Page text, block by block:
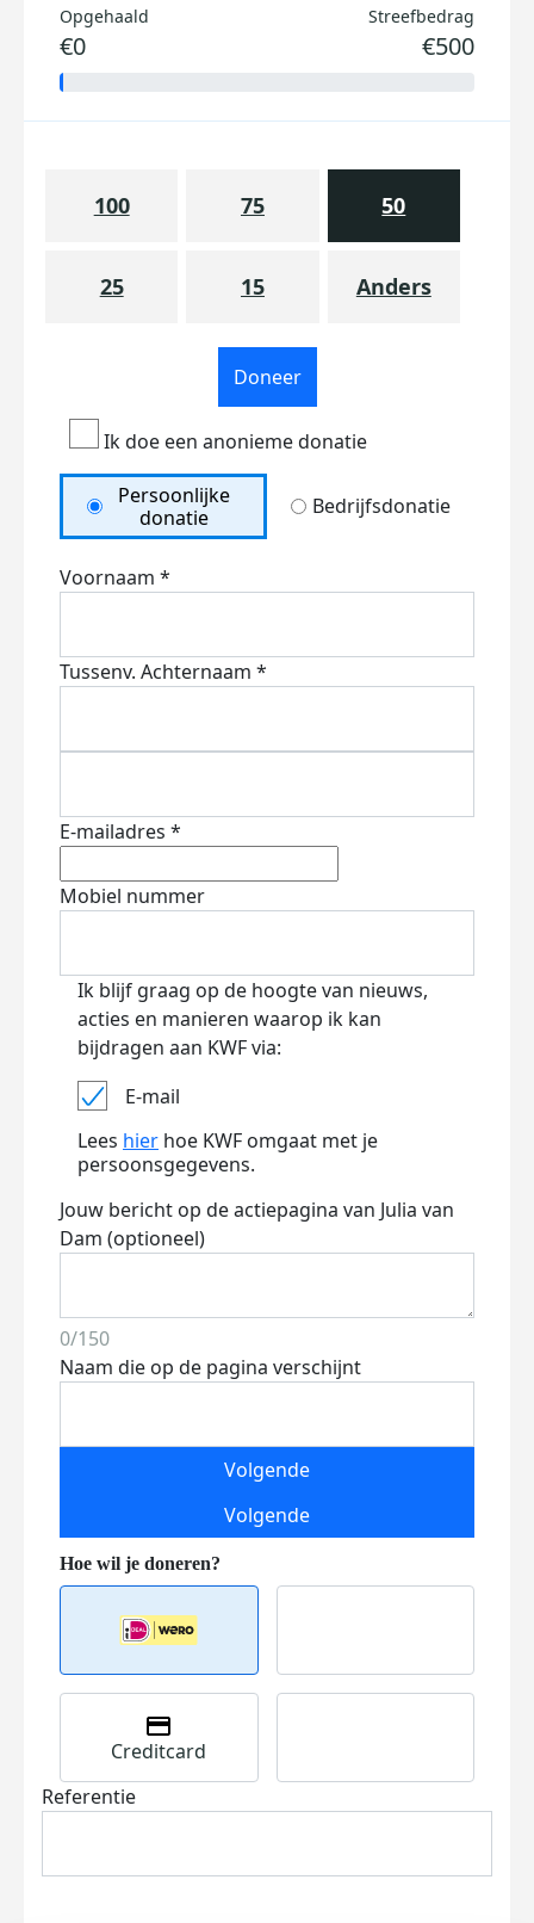
Opgehaald
€0
Streefbedrag
€500
100 75 50
25 15 Anders
Doneer
Ik doe een anonieme donatie
Persoonlijke
donatie
Bedrijfsdonatie
Voornaam *
Tussenv. Achternaam *
E-mailadres *
Mobiel nummer
Ik blijf graag op de hoogte van nieuws,
acties en manieren waarop ik kan
bijdragen aan KWF via:
E-mail
Lees hier hoe KWF omgaat met je
persoonsgegevens.
Jouw bericht op de actiepagina van Julia van
Dam (optioneel)
0/150
Naam die op de pagina verschijnt
Volgende
Volgende
Creditcard
Referentie